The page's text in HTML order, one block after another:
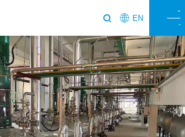
EN